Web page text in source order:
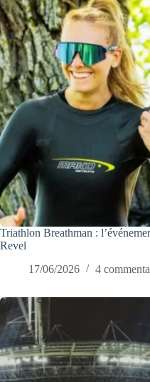
Triathlon Breathman :
Revel
17/06/2026
4